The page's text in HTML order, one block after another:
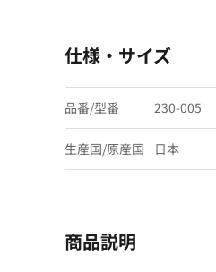
仕様・サイズ
品番/型番 230-005
生産国/原産国 日本
商品説明